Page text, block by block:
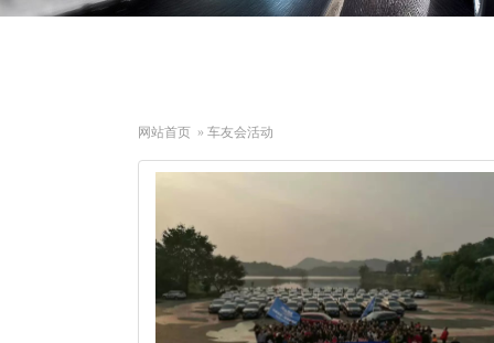
网站首页 » 车友会活动